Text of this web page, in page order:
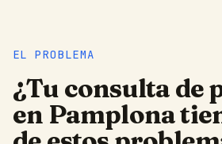
EL PROBLEMA
¿Tu consulta de
en Pamplona